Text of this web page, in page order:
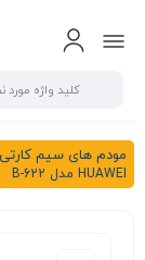
مودم های سیم کارتی
HUAWEI مدل B-622